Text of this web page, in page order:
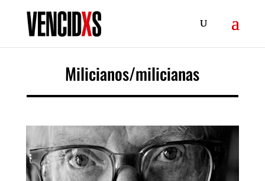
Milicianos/milicianas